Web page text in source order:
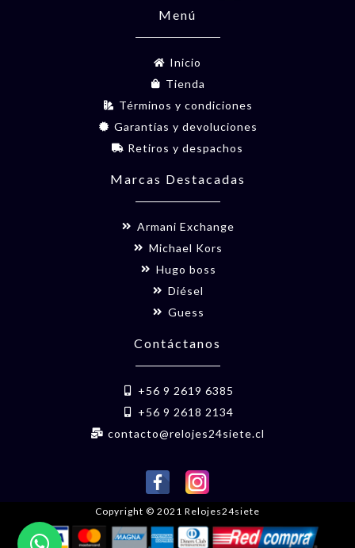
Menú
Inicio
Tienda
Términos y condiciones
Garantías y devoluciones
Retiros y despachos
Marcas Destacadas
Armani Exchange
Michael Kors
Hugo boss
Diésel
Guess
Contáctanos
+56 9 2619 6385
+56 9 2618 2134
contacto@relojes24siete.cl
Copyright © 2021 Relojes24siete